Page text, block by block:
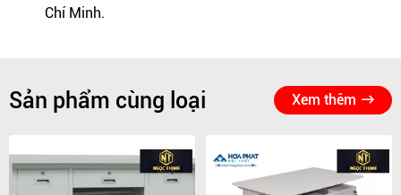
Chí Minh.
Sản phẩm cùng loại Xem thêm